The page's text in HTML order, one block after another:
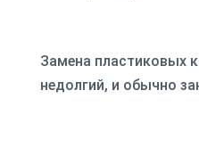
Замена пластиковых
недолгий, и обычно